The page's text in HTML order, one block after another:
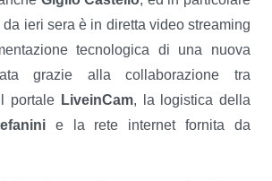
da ieri sera è in diretta video streaming
tecnologica di una nuova
grazie alla collaborazione tra
portale LiveinCam, la logistica della
e la rete internet fornita da